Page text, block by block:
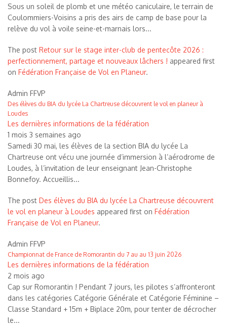
Sous un soleil de plomb et une météo caniculaire, le terrain de
Coulommiers-Voisins a pris des airs de camp de base pour la
relève du vol à voile seine-et-marnais lors...
The post Retour sur le stage inter-club de pentecôte 2026 :
perfectionnement, partage et nouveaux lâchers ! appeared first
on Fédération Française de Vol en Planeur.
Admin FFVP
Des élèves du BIA du lycée La Chartreuse découvrent le vol en planeur à
Loudes
Les dernières informations de la fédération
1 mois 3 semaines ago
Samedi 30 mai, les élèves de la section BIA du lycée La
Chartreuse ont vécu une journée d’immersion à l’aérodrome de
Loudes, à l’invitation de leur enseignant Jean-Christophe
Bonnefoy. Accueillis...
The post Des élèves du BIA du lycée La Chartreuse découvrent
le vol en planeur à Loudes appeared first on Fédération
Française de Vol en Planeur.
Admin FFVP
Championnat de France de Romorantin du 7 au au 13 juin 2026
Les dernières informations de la fédération
2 mois ago
Cap sur Romorantin ! Pendant 7 jours, les pilotes s’affronteront
dans les catégories Catégorie Générale et Catégorie Féminine –
Classe Standard + 15m + Biplace 20m, pour tenter de décrocher
le...